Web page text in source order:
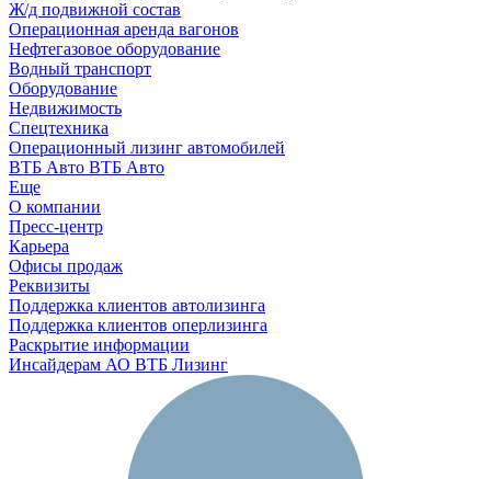
Ж/д подвижной состав
Операционная аренда вагонов
Нефтегазовое оборудование
Водный транспорт
Оборудование
Недвижимость
Спецтехника
Операционный лизинг автомобилей
ВТБ Авто ВТБ Авто
Еще
О компании
Пресс-центр
Карьера
Офисы продаж
Реквизиты
Поддержка клиентов автолизинга
Поддержка клиентов оперлизинга
Раскрытие информации
Инсайдерам АО ВТБ Лизинг